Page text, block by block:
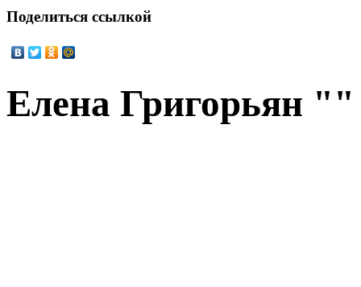
Поделиться ссылкой
Елена Григорьян ""